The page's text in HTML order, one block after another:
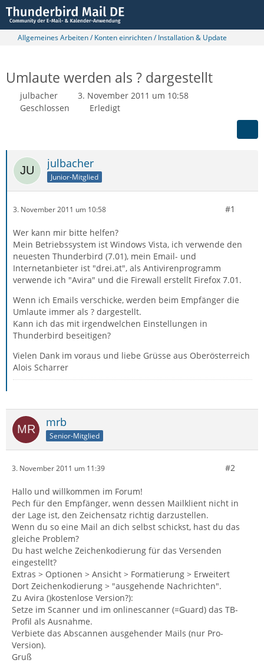
Allgemeines Arbeiten / Konten einrichten / Installation & Update
Umlaute werden als ? dargestellt
julbacher
3. November 2011 um 10:58
Geschlossen
Erledigt
julbacher
Junior-Mitglied
3. November 2011 um 10:58 #1
Wer kann mir bitte helfen?
Mein Betriebssystem ist Windows Vista, ich verwende den
neuesten Thunderbird (7.01), mein Email- und
Internetanbieter ist "drei.at", als Antivirenprogramm
verwende ich "Avira" und die Firewall erstellt Firefox 7.01.
Wenn ich Emails verschicke, werden beim Empfänger die
Umlaute immer als ? dargestellt.
Kann ich das mit irgendwelchen Einstellungen in
Thunderbird beseitigen?
Vielen Dank im voraus und liebe Grüsse aus Oberösterreich
Alois Scharrer
mrb
Senior-Mitglied
3. November 2011 um 11:39 #2
Hallo und willkommen im Forum!
Pech für den Empfänger, wenn dessen Mailklient nicht in
der Lage ist, den Zeichensatz richtig darzustellen.
Wenn du so eine Mail an dich selbst schickst, hast du das
gleiche Problem?
Du hast welche Zeichenkodierung für das Versenden
eingestellt?
Extras > Optionen > Ansicht > Formatierung > Erweitert
Dort Zeichenkodierung > "ausgehende Nachrichten".
Zu Avira ()kostenlose Version?):
Setze im Scanner und im onlinescanner (=Guard) das TB-
Profil als Ausnahme.
Verbiete das Abscannen ausgehender Mails (nur Pro-
Version).
Gruß